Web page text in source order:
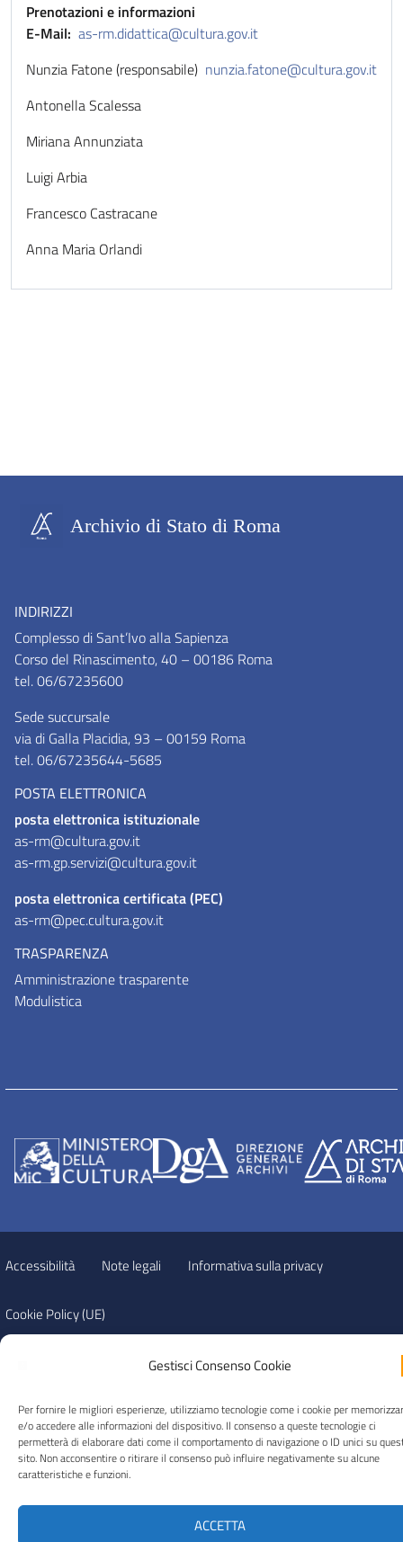
Gestisci Consenso Cookie
Per fornire le migliori esperienze, utilizziamo tecnologie come i cookie per
e/o accedere alle informazioni del dispositivo. Il consenso a queste tecnologie ci
permetterà di elaborare dati come il comportamento di navigazione o ID unici su
sito. Non acconsentire o ritirare il consenso può influire negativamente su alcune
caratteristiche e funzioni.
ACCETTA
Prenotazioni e informazioni
E-Mail: as-rm.didattica@cultura.gov.it
Nunzia Fatone (responsabile) nunzia.fatone@cultura.gov.it
Antonella Scalessa
Miriana Annunziata
Luigi Arbia
Francesco Castracane
Anna Maria Orlandi
Archivio di Stato di Roma
INDIRIZZI
Complesso di Sant’Ivo alla Sapienza
Corso del Rinascimento, 40 – 00186 Roma
tel. 06/67235600
Sede succursale
via di Galla Placidia, 93 – 00159 Roma
tel. 06/67235644-5685
POSTA ELETTRONICA
posta elettronica istituzionale
as-rm@cultura.gov.it
as-rm.gp.servizi@cultura.gov.it
posta elettronica certificata (PEC)
as-rm@pec.cultura.gov.it
TRASPARENZA
Amministrazione trasparente
Modulistica
Accessibilità Note legali Informativa sulla privacy
Cookie Policy (UE)
© 2026 Archivio di Stato di Roma